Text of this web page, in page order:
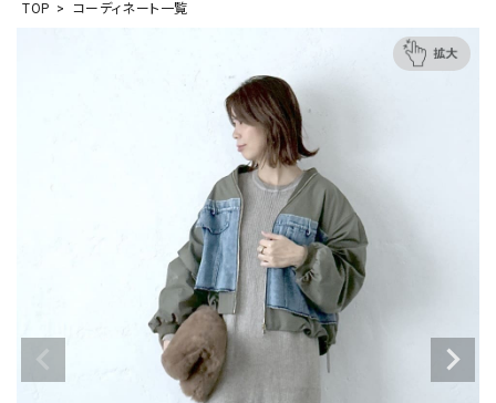
TOP コーディネート一覧